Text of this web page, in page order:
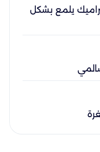
يلمع بشكل